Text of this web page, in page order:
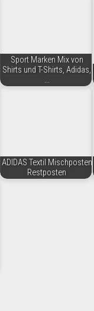
Sport Marken Mix von
Shirts und T-Shirts, Adidas,
...
ADIDAS Textil Mischposten
Restposten